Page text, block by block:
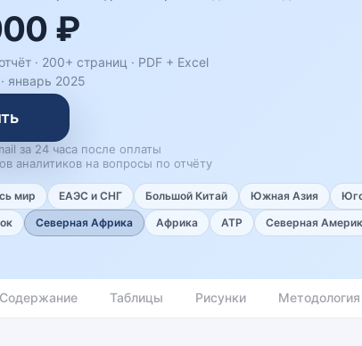
₽
· 200+ страниц · PDF + Excel
· январь 2025
за 24 часа после оплаты
аналитиков на вопросы по отчёту
мир ЕАЭС и СНГ Большой Китай Южная Азия
Северная Африка Африка АТР Северная
Содержание Таблицы Рисунки Методология